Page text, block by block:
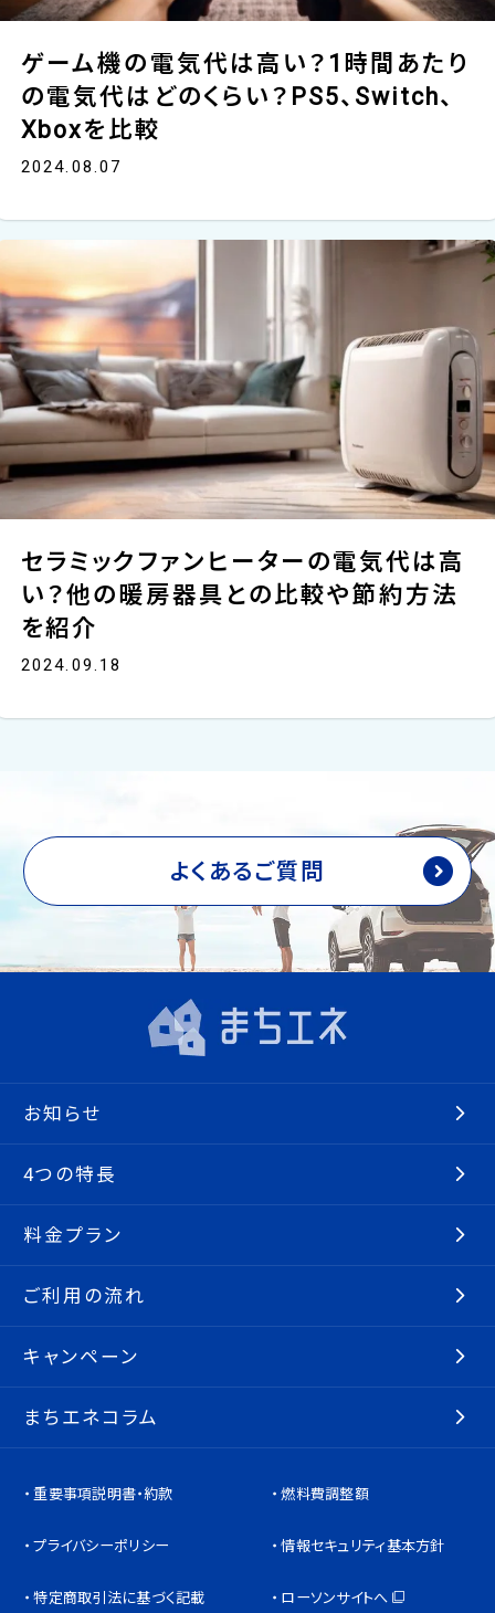
ゲーム機の電気代は高い？1時間あたり
の電気代はどのくらい？PS5、Switch、
Xboxを比較
2024.08.07
セラミックファンヒーターの電気代は高
い？他の暖房器具との比較や節約方法
を紹介
2024.09.18
よくあるご質問
お知らせ
4つの特長
料金プラン
ご利用の流れ
キャンペーン
まちエネコラム
重要事項説明書・約款 燃料費調整額
プライバシーポリシー 情報セキュリティ基本方針
特定商取引法に基づく記載 ローソンサイトへ